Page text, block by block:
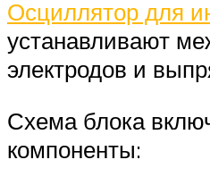
Осциллятор для
устанавливают
электродов и
Схема блока
компоненты: